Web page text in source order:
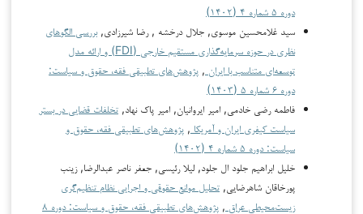
دوره ۵ شماره ۴ (۱۴۰۲)
سید غلامحسین موسوی, جلال درخشه , رضا شیرزادی,بررسی الگوهای
نظری در حوزه سرمایه‌گذاری مستقیم خارجی (FDI) و ارائه مدل
توسعه‌ای متناسب با ایران , پژوهش‌های تطبیقی فقه، حقوق و سیاست:
دوره ۶ شماره ۵ (۱۴۰۳)
فاطمه رضی خادمی, امیر ایروانیان, امیر پاک نهاد, تخلفات قضایی در بستر
سیاست کیفری ایران و آمریکا , پژوهش‌های تطبیقی فقه، حقوق و
سیاست: دوره ۵ شماره ۴ (۱۴۰۲)
خلیل ابراهیم جلود ال جلود, لیلا رئیسی, جعفر ناصر عبدالرضا, زینب
پورخاقان شاهرضایی, تحلیل موانع حقوقی و اجرایی نظام تنظیم‌گری
زیست‌محیطی عراق ,
پژوهش‌های تطبیقی فقه، حقوق و سیاست: دوره ۸